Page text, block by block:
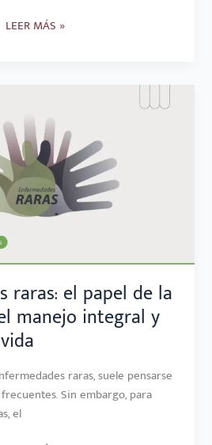
LEER MÁS »
raras: el papel de la
manejo integral y
raras, suele pensarse
Sin embargo, para
el
EL
PAPEL
DE
LA
NUTRICIÓN
EL
MANEJO
Y
LA
CALIDAD
VIDA